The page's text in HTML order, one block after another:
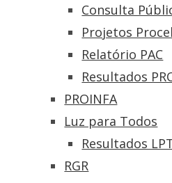
Consulta
Projetos Procel
Relatório PAC
Resultados
PROINFA
Luz para Todos
Resultados
RGR